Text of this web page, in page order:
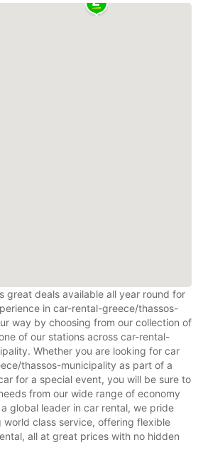
great deals available all year round for
in car-rental-greece/thassos-
way by choosing from our collection of
of our stations across car-rental-
Whether you are looking for car
thassos-municipality as part of a
for a special event, you will be sure to
from our wide range of economy
global leader in car rental, we pride
world class service, offering flexible
all at great prices with no hidden